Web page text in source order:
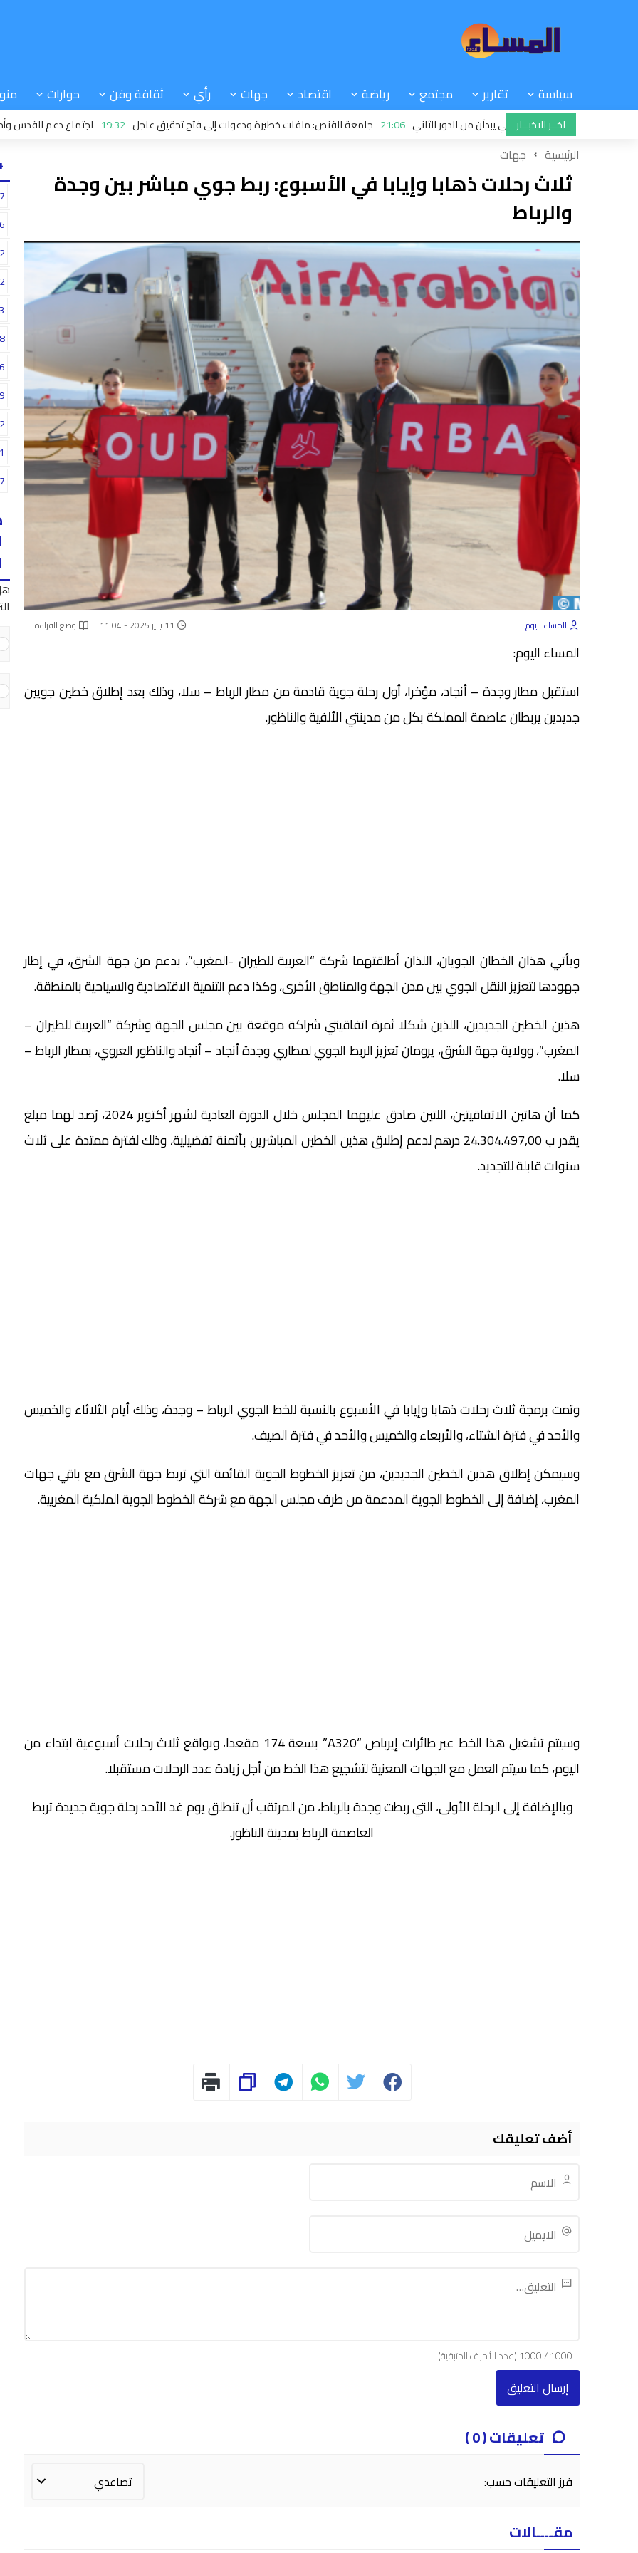
سياسة تقارير مجتمع رياضة اقتصاد جهات رأي ثقافة وفن حوارات
اخــر الاخبــار
الرجاء والجيش الملكي يبدآن من الدور الثاني 21:06 جامعة القنص: ملفات خطيرة ودعوات إلى فتح تحقيق عاجل 19:32 اجتماع دعم القدس وأماكنها
الرئيسية جهات
ثلاث رحلات ذهابا وإيابا في الأسبوع: ربط جوي مباشر بين وجدة
والرباط
المساء اليوم 11 يناير 2025 - 11:04 وضع القراءة
المساء اليوم:
استقبل مطار وجدة – أنجاد، مؤخرا، أول رحلة جوية قادمة من مطار الرباط – سلا، وذلك بعد إطلاق خطين جويين
جديدين يربطان عاصمة المملكة بكل من مدينتي الألفية والناظور.
ويأتي هذان الخطان الجويان، اللذان أطلقتهما شركة “العربية للطيران -المغرب”، بدعم من جهة الشرق، في إطار
جهودها لتعزيز النقل الجوي بين مدن الجهة والمناطق الأخرى، وكذا دعم التنمية الاقتصادية والسياحية بالمنطقة.
هذين الخطين الجديدين، اللذين شكلا ثمرة اتفاقيتي شراكة موقعة بين مجلس الجهة وشركة “العربية للطيران –
المغرب”، وولاية جهة الشرق، يرومان تعزيز الربط الجوي لمطاري وجدة أنجاد – أنجاد والناظور العروي، بمطار الرباط –
سلا.
كما أن هاتين الاتفاقيتين، اللتين صادق عليهما المجلس خلال الدورة العادية لشهر أكتوبر 2024، رُصد لهما مبلغ
يقدر ب 24.304.497,00 درهم لدعم إطلاق هذين الخطين المباشرين بأثمنة تفضيلية، وذلك لفترة ممتدة على ثلاث
سنوات قابلة للتجديد.
وتمت برمجة ثلاث رحلات ذهابا وإيابا في الأسبوع بالنسبة للخط الجوي الرباط – وجدة، وذلك أيام الثلاثاء والخميس
والأحد في فترة الشتاء، والأربعاء والخميس والأحد في فترة الصيف.
وسيمكن إطلاق هذين الخطين الجديدين، من تعزيز الخطوط الجوية القائمة التي تربط جهة الشرق مع باقي جهات
المغرب، إضافة إلى الخطوط الجوية المدعمة من طرف مجلس الجهة مع شركة الخطوط الجوية الملكية المغربية.
وسيتم تشغيل هذا الخط عبر طائرات إيرباص “A320” بسعة 174 مقعدا، وبواقع ثلاث رحلات أسبوعية ابتداء من
اليوم، كما سيتم العمل مع الجهات المعنية لتشجيع هذا الخط من أجل زيادة عدد الرحلات مستقبلا.
وبالإضافة إلى الرحلة الأولى، التي ربطت وجدة بالرباط، من المرتقب أن تنطلق يوم غد الأحد رحلة جوية جديدة تربط
العاصمة الرباط بمدينة الناظور.
أضف تعليقك
1000
/
1000(عدد الأحرف المتبقية)
تعليقات ( 0 )
فرز التعليقات حسب:
مقــــالات